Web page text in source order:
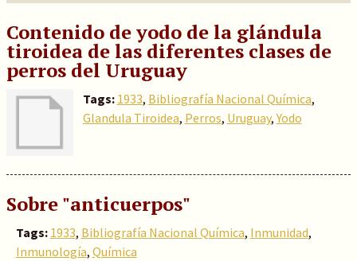
Contenido de yodo de la glándula
tiroidea de las diferentes clases de
perros del Uruguay
Tags: 1933, Bibliografía Nacional Química,
Glandula Tiroidea, Perros, Uruguay,Yodo
Sobre "anticuerpos"
Tags: 1933, Bibliografía Nacional Química, Inmunidad,
Inmunología, Química